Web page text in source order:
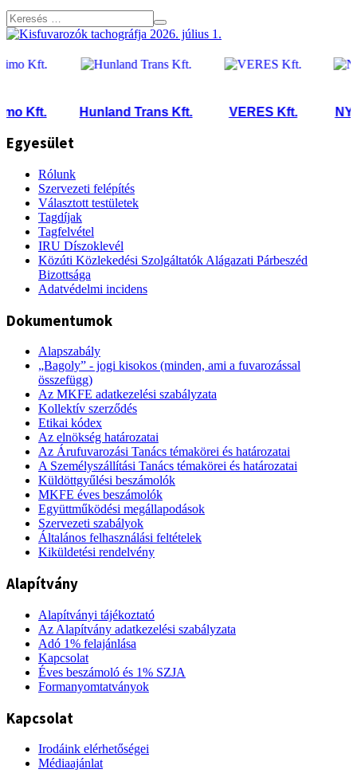
Hunland Trans Kft. VERES Kft. NYK
Egyesület
Rólunk
Szervezeti felépítés
Választott testületek
Tagdíjak
Tagfelvétel
IRU Díszoklevél
Közúti Közlekedési Szolgáltatók Alágazati Párbeszéd
Bizottsága
Adatvédelmi incidens
Dokumentumok
Alapszabály
„Bagoly” - jogi kisokos (minden, ami a fuvarozással
összefügg)
Az MKFE adatkezelési szabályzata
Kollektív szerződés
Etikai kódex
Az elnökség határozatai
Az Árufuvarozási Tanács témakörei és határozatai
A Személyszállítási Tanács témakörei és határozatai
Küldöttgyűlési beszámolók
MKFE éves beszámolók
Együttműködési megállapodások
Szervezeti szabályok
Általános felhasználási feltételek
Kiküldetési rendelvény
Alapítvány
Alapítványi tájékoztató
Az Alapítvány adatkezelési szabályzata
Adó 1% felajánlása
Kapcsolat
Éves beszámoló és 1% SZJA
Formanyomtatványok
Kapcsolat
Irodáink elérhetőségei
Médiaajánlat